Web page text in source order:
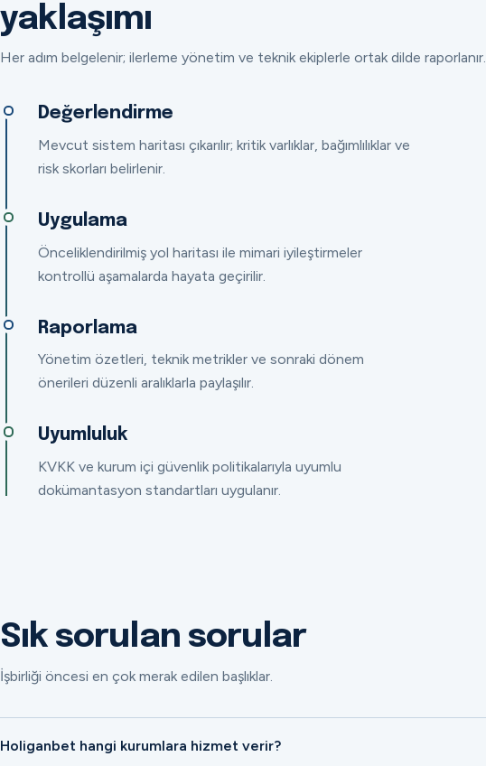
yaklaşımı
Her adım belgelenir; ilerleme yönetim ve teknik ekiplerle ortak dilde raporlanır.
Değerlendirme
Mevcut sistem haritası çıkarılır; kritik varlıklar, bağımlılıklar ve
risk skorları belirlenir.
Uygulama
Önceliklendirilmiş yol haritası ile mimari iyileştirmeler
kontrollü aşamalarda hayata geçirilir.
Raporlama
Yönetim özetleri, teknik metrikler ve sonraki dönem
önerileri düzenli aralıklarla paylaşılır.
Uyumluluk
KVKK ve kurum içi güvenlik politikalarıyla uyumlu
dokümantasyon standartları uygulanır.
Sık sorulan sorular
İşbirliği öncesi en çok merak edilen başlıklar.
Holiganbet hangi kurumlara hizmet verir?